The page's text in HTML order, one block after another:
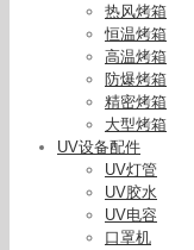
热风烤箱
恒温烤箱
高温烤箱
防爆烤箱
精密烤箱
大型烤箱
UV设备配件
UV灯管
UV胶水
UV电容
口罩机